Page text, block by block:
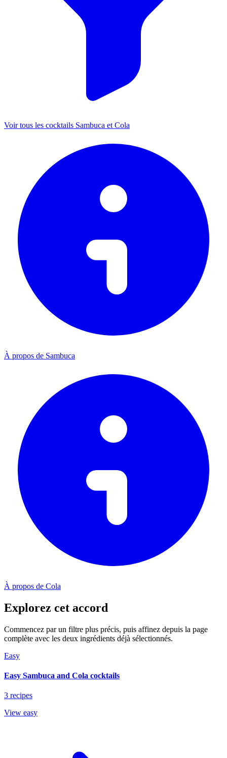
Voir tous les cocktails Sambuca et Cola
À propos de Sambuca
À propos de Cola
Explorez cet accord
Commencez par un filtre plus précis, puis affinez depuis la page
complète avec les deux ingrédients déjà sélectionnés.
Easy
Easy Sambuca and Cola cocktails
3 recipes
View easy